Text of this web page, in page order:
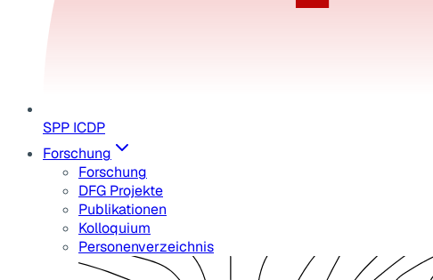
SPP ICDP
Forschung
Forschung
DFG Projekte
Publikationen
Kolloquium
Personenverzeichnis